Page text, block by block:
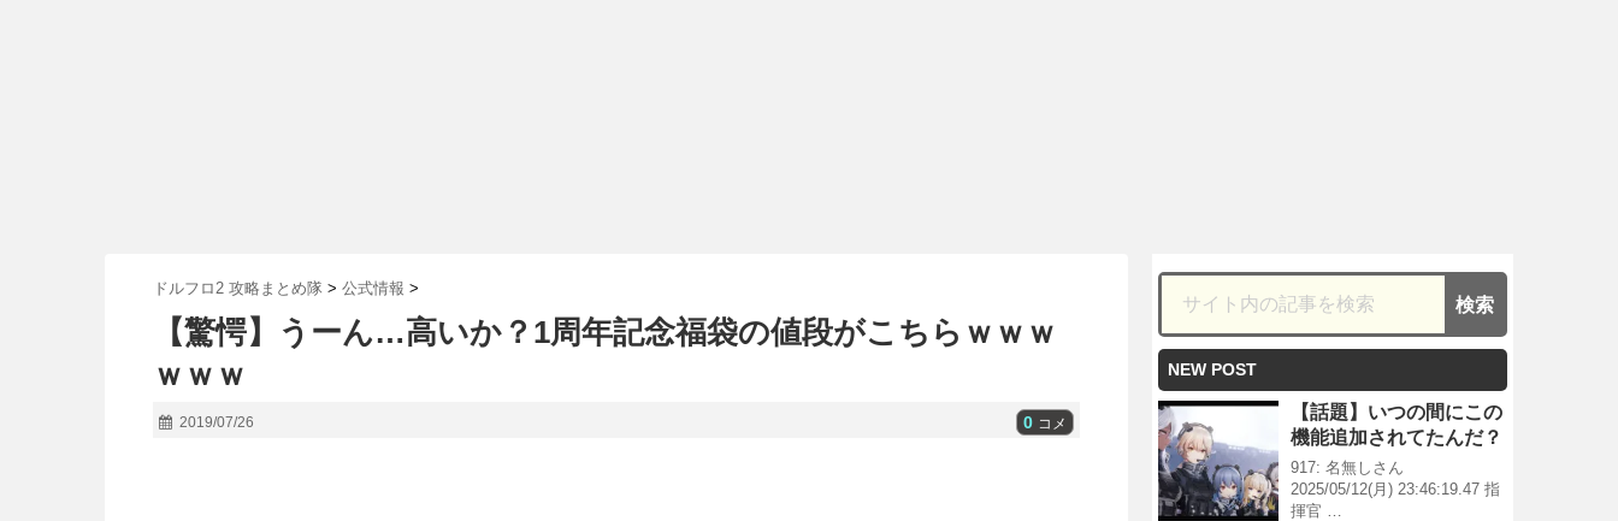
ドルフロ2 攻略まとめ隊 > 公式情報 >
【驚愕】うーん…高いか？1周年記念福袋の値段がこちらｗｗｗ
ｗｗｗ
2019/07/26 0 コメ
NEW POST
【話題】いつの間にこの
機能追加されてたんだ？
917: 名無しさん
2025/05/12(月) 23:46:19.47 指
揮官 …